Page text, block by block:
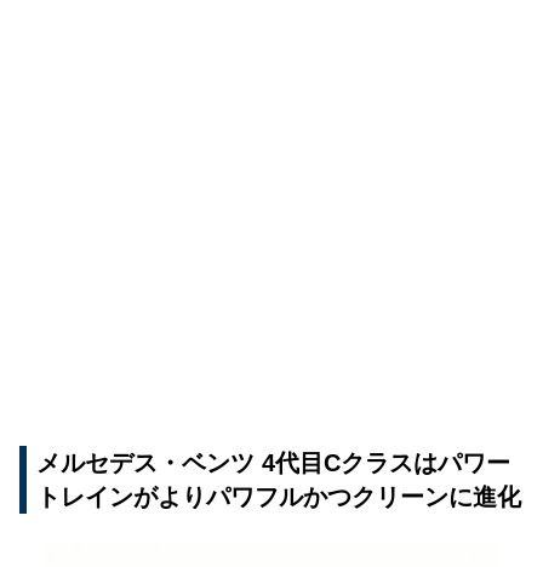
メルセデス・ベンツ 4代目Cクラスはパワー
トレインがよりパワフルかつクリーンに進化